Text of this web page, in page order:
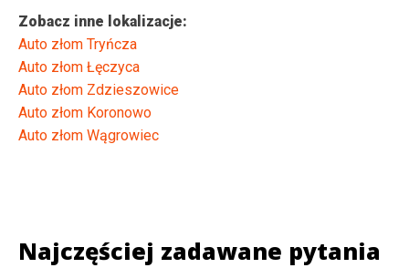
Zobacz inne lokalizacje:
Auto złom Tryńcza
Auto złom Łęczyca
Auto złom Zdzieszowice
Auto złom Koronowo
Auto złom Wągrowiec
Najczęściej zadawane pytania